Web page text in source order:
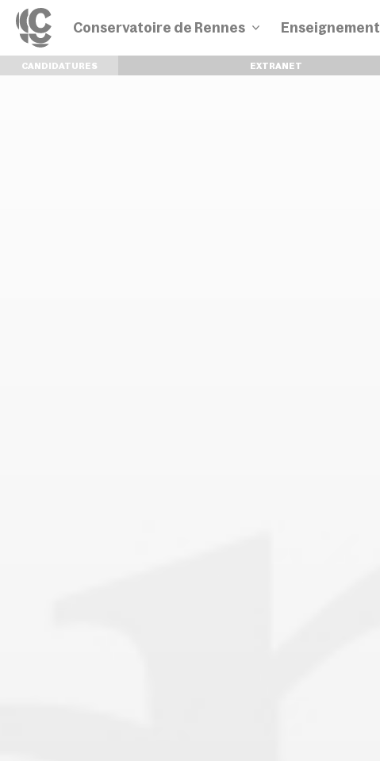
Conservatoire de Rennes
CANDIDATURES EXTRANET